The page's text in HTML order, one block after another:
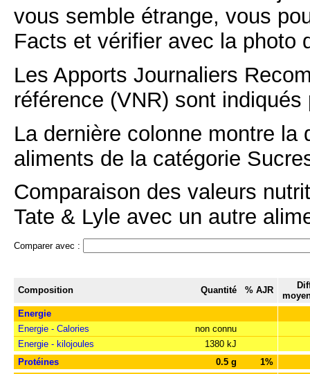
vous semble étrange, vous
Facts et vérifier avec la photo
Les Apports Journaliers
référence (VNR) sont
La dernière colonne montre
aliments de la catégorie
Comparaison des valeurs
Tate & Lyle avec un autre
Comparer avec :
Composition Quantité % AJR
Energie
Energie - Calories
non connu
Energie - kilojoules
1380 kJ
Protéines
0.5 g
1%